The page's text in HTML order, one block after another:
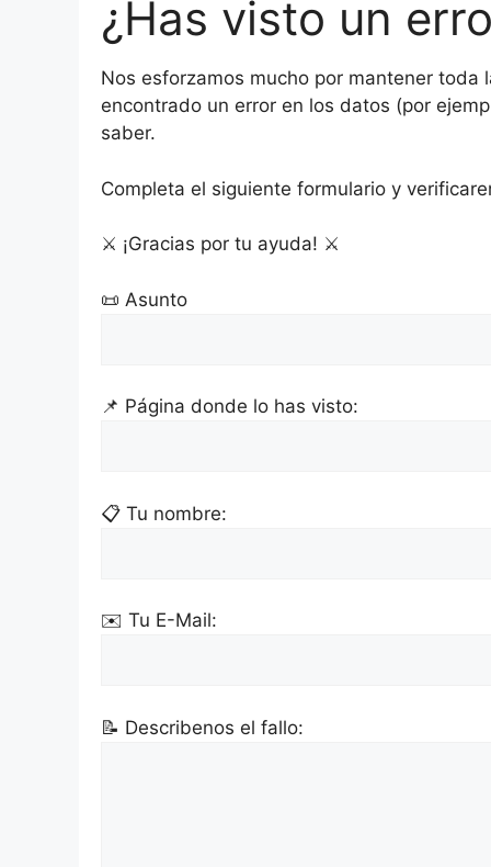
¿Has visto un
Nos esforzamos mucho por mantener
encontrado un error en los datos (por
saber.
Completa el siguiente formulario y
⚔️ ¡Gracias por tu ayuda! ⚔️
📜 Asunto
📌 Página donde lo has visto:
📋 Tu nombre:
✉️ Tu E-Mail:
📝 Describenos el fallo: